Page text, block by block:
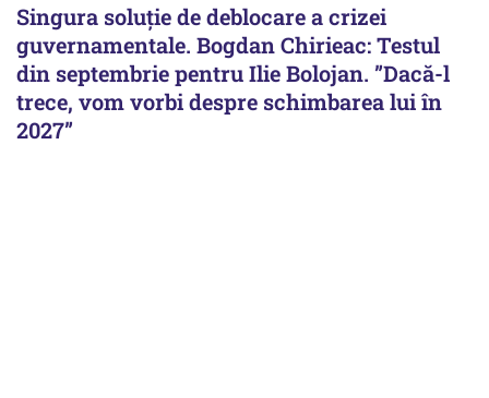
Singura soluție de deblocare a crizei
guvernamentale. Bogdan Chirieac: Testul
din septembrie pentru Ilie Bolojan. ”Dacă-l
trece, vom vorbi despre schimbarea lui în
2027”